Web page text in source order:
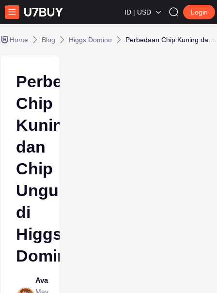
ID | USD Login
Home Blog Higgs Domino
Perbedaan
Chip
Kuning
dan
Chip
Ungu
di
Higgs
Domino
Ava